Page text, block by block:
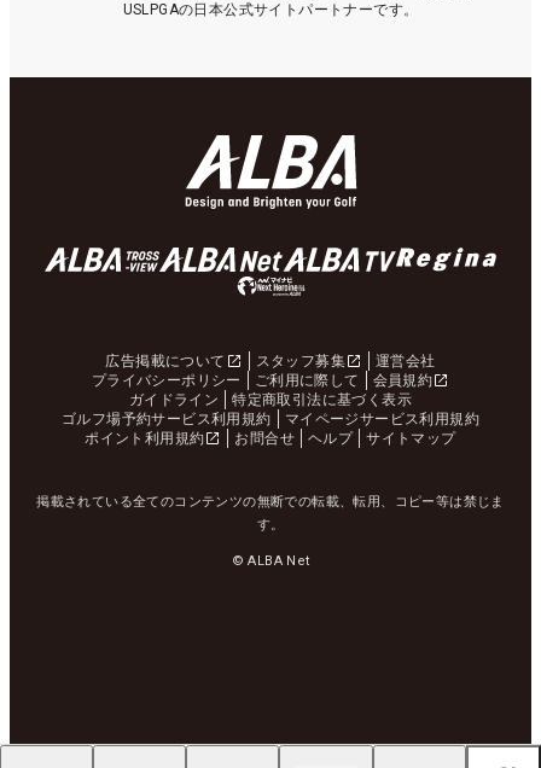
USLPGAの日本公式サイトパートナーです。
広告掲載について スタッフ募集
運営会社
プライバシーポリシー
ご利用に際して
会員規約
ガイドライン
特定商取引法に基づく表示
ゴルフ場予約サービス利用規約
マイページサービス利用規約
ポイント利用規約
お問合せ ヘルプ サイトマップ
掲載されている全てのコンテンツの無断での転載、転用、コピー等は禁じま
す。
© ALBA Net